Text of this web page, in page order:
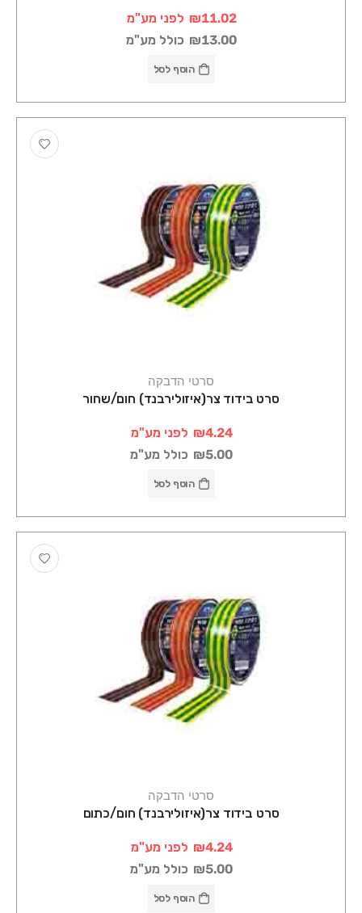
₪11.02 לפני מע"מ
₪13.00 כולל מע"מ
הוסף לסל
סרטי הדבקה
סרט בידוד צר(איזולירבנד) חום/שחור
₪4.24 לפני מע"מ
₪5.00 כולל מע"מ
הוסף לסל
סרטי הדבקה
סרט בידוד צר(איזולירבנד) חום/כתום
₪4.24 לפני מע"מ
₪5.00 כולל מע"מ
הוסף לסל